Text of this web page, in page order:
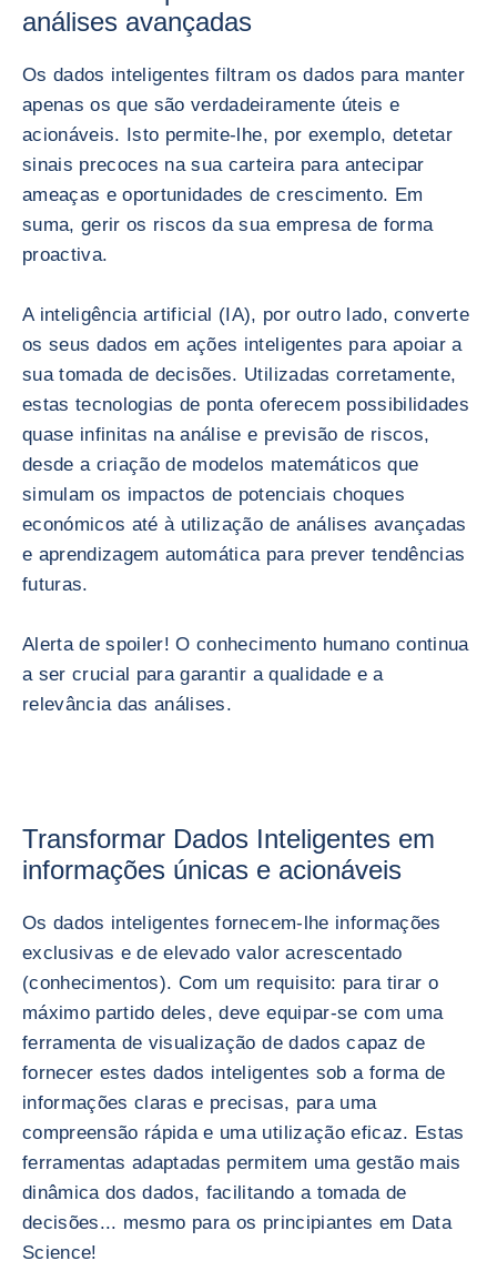
análises avançadas
Os dados inteligentes filtram os dados para manter
apenas os que são verdadeiramente úteis e
acionáveis. Isto permite-lhe, por exemplo, detetar
sinais precoces na sua carteira para antecipar
ameaças e oportunidades de crescimento. Em
suma, gerir os riscos da sua empresa de forma
proactiva.
A inteligência artificial (IA), por outro lado, converte
os seus dados em ações inteligentes para apoiar a
sua tomada de decisões. Utilizadas corretamente,
estas tecnologias de ponta oferecem possibilidades
quase infinitas na análise e previsão de riscos,
desde a criação de modelos matemáticos que
simulam os impactos de potenciais choques
económicos até à utilização de análises avançadas
e aprendizagem automática para prever tendências
futuras.
Alerta de spoiler! O conhecimento humano continua
a ser crucial para garantir a qualidade e a
relevância das análises.
Transformar Dados Inteligentes em
informações únicas e acionáveis
Os dados inteligentes fornecem-lhe informações
exclusivas e de elevado valor acrescentado
(conhecimentos). Com um requisito: para tirar o
máximo partido deles, deve equipar-se com uma
ferramenta de visualização de dados capaz de
fornecer estes dados inteligentes sob a forma de
informações claras e precisas, para uma
compreensão rápida e uma utilização eficaz. Estas
ferramentas adaptadas permitem uma gestão mais
dinâmica dos dados, facilitando a tomada de
decisões... mesmo para os principiantes em Data
Science!